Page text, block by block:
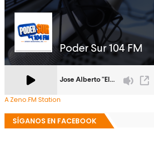
A Zeno.FM Station
SÍGANOS EN FACEBOOK